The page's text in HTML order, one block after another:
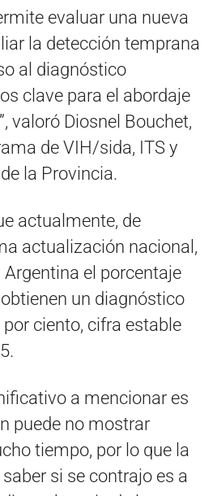
evaluar una nueva
la detección temprana
al diagnóstico
clave para el abordaje
valoró Diosnel Bouchet,
de VIH/sida, ITS y
la Provincia.
actualmente, de
actualización nacional,
el porcentaje
un diagnóstico
ciento, cifra estable
a mencionar es
puede no mostrar
tiempo, por lo que la
si se contrajo es a